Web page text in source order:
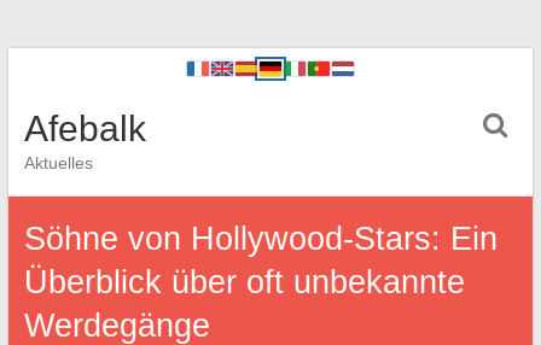
Afebalk
Aktuelles
Söhne von Hollywood-Stars: Ein
Überblick über oft unbekannte
Werdegänge